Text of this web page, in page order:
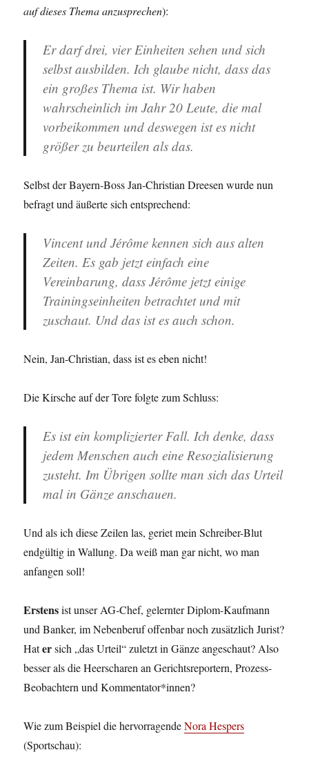
auf dieses Thema anzusprechen):
Er darf drei, vier Einheiten sehen und sich
selbst ausbilden. Ich glaube nicht, dass das
ein großes Thema ist. Wir haben
wahrscheinlich im Jahr 20 Leute, die mal
vorbeikommen und deswegen ist es nicht
größer zu beurteilen als das.
Selbst der Bayern-Boss Jan-Christian Dreesen wurde nun
befragt und äußerte sich entsprechend:
Vincent und Jérôme kennen sich aus alten
Zeiten. Es gab jetzt einfach eine
Vereinbarung, dass Jérôme jetzt einige
Trainingseinheiten betrachtet und mit
zuschaut. Und das ist es auch schon.
Nein, Jan-Christian, dass ist es eben nicht!
Die Kirsche auf der Tore folgte zum Schluss:
Es ist ein komplizierter Fall. Ich denke, dass
jedem Menschen auch eine Resozialisierung
zusteht. Im Übrigen sollte man sich das Urteil
mal in Gänze anschauen.
Und als ich diese Zeilen las, geriet mein Schreiber-Blut
endgültig in Wallung. Da weiß man gar nicht, wo man
anfangen soll!
Erstensist unser AG-Chef, gelernter Diplom-Kaufmann
und Banker, im Nebenberuf offenbar noch zusätzlich Jurist?
Hatersich „das Urteil“ zuletzt in Gänze angeschaut? Also
besser als die Heerscharen an Gerichtsreportern, Prozess-
Beobachtern und Kommentator*innen?
Wie zum Beispiel die hervorragendeNora Hespers
(Sportschau):